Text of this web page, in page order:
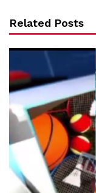
Related Posts